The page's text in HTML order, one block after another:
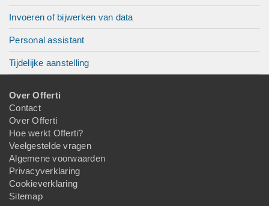
Invoeren of bijwerken van data
Personal assistant
Tijdelijke aanstelling
Over Offerti
Contact
Over Offerti
Hoe werkt Offerti?
Veelgestelde vragen
Algemene voorwaarden
Privacyverklaring
Cookieverklaring
Sitemap